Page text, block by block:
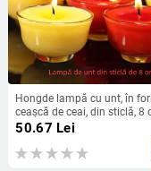
Hongde lampă cu unt, în
ceașcă de ceai, din sticlă, 8
fum, lumânare budistă
50.67 Lei